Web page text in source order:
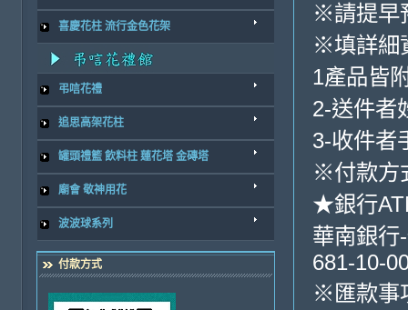
喜慶花柱 流行金色花架
弔唁花禮
追思高架花柱
罐頭禮籃 飲料柱 蓮花塔 金磚塔
廟會 敬神用花
波波球系列
付款方式
※請提早
※填詳細
1產品皆
2-送件者
3-收件者
※付款方
★銀行
華南銀行
681-10-
※匯款事